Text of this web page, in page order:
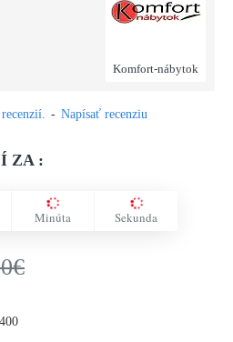
Komfort-nábytok
- Napísať recenziu
ZA :
Minúta Sekunda